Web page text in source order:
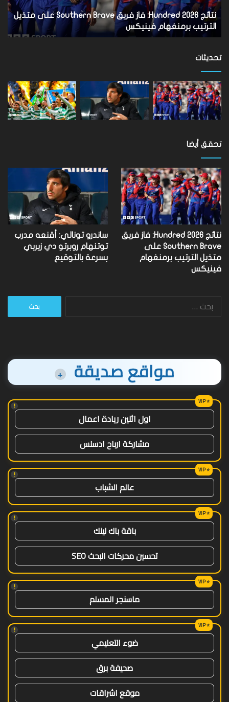
على
متذيل
الترتيب
برمنغهام
نتائج Hundred 2026: فاز فريق Southern Brave على متذيل
الترتيب برمنغهام فينيكس
تحديثات
تحقق أيضا
نتائج Hundred 2026: فاز فريق
Southern Brave على
متذيل الترتيب برمنغهام
فينيكس
ساندرو تونالي: أقنعه مدرب
توتنهام روبرتو دي زيربي
بسرعة بالتوقيع
البحث
مواقع صديقة +
!
اول اثنين ريادة اعمال
مشاركة ارباح ادسنس
!
عالم الشباب
!
باقة باك لينك
تحسين محركات البحث SEO
!
ماسنجر المسلم
!
ضوء التعليمي
صحيفة برق
موقع اشراقات